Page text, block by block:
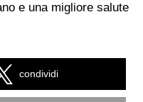
e una migliore salute
condividi